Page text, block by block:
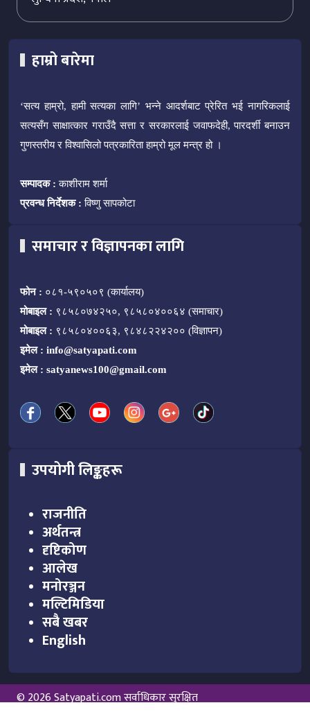
हाम्रो बारेमा
‘सत्य हाम्रो, हामी सत्यका लागि’ भन्ने आदर्शबाट प्रेरित भई नागरिकलाई
सत्यसँग साक्षात्कार गराउँदै सत्ता र सरकारलाई जवाफदेही, पारदर्शी बनाउन
गुणस्तरीय र विश्वासिलो पत्रकारिता हाम्रो मूल मन्त्र हो ।
सम्पादक : काशीराम शर्मा
प्रवन्ध निर्देशक : विष्णु सापकोटा
समाचार र विज्ञापनका लागि
फोन : ०८१-५९०५०९ (कार्यालय)
मोबाइल : ९८५८०७४२५०, ९८५८०४००६४ (समाचार)
मोबाइल : ९८५८०४००६३, ९८४८२२४२०० (विज्ञापन)
इमेल : info@satyapati.com
इमेल : satyanews100@gmail.com
उपयोगी लिङ्कहरू
राजनीति
अर्थतन्त्र
दृष्टिकोण
आलेख
मनोरञ्जन
मल्टिमिडिया
सबै खबर
English
© 2026 Satyapati.com सर्वाधिकार सुरक्षित